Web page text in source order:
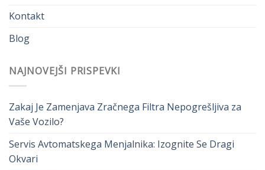
Kontakt
Blog
NAJNOVEJŠI PRISPEVKI
Zakaj Je Zamenjava Zračnega Filtra Nepogrešljiva za
Vaše Vozilo?
Servis Avtomatskega Menjalnika: Izognite Se Dragi
Okvari